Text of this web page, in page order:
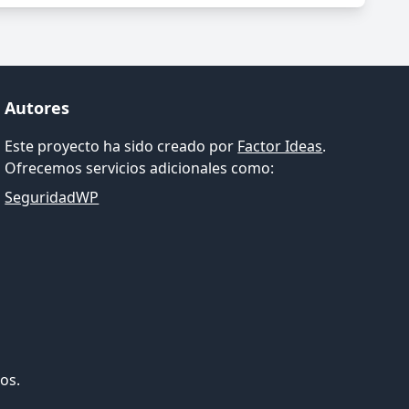
Autores
Este proyecto ha sido creado por Factor Ideas.
Ofrecemos servicios adicionales como:
SeguridadWP